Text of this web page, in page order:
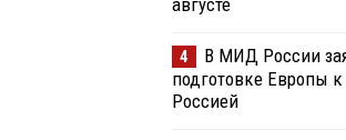
августе
4
В МИД России
подготовке Европы
Россией